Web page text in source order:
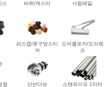
스 바퀴/캐스터 서랍레일
피스캡/못구멍스티
커
도어클로저/도어체
크
첩 선반다보 스탠파이프 1미터